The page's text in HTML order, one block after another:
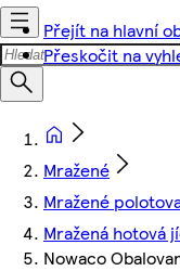
Přejít na hlavní
Přeskočit na
Mražené
Mražené
Mražená hotová
Nowaco